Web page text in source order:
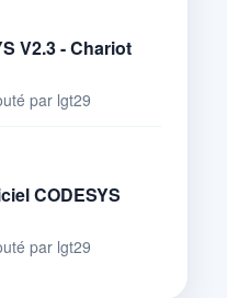
V2.3 - Chariot
par lgt29
CODESYS
par lgt29